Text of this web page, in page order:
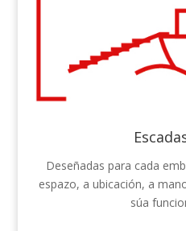
Deseñadas para cada
espazo, a ubicación, a
súa